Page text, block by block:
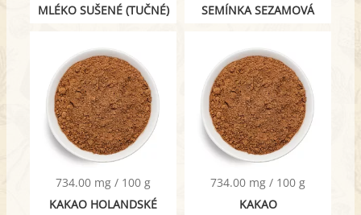
MLÉKO SUŠENÉ (TUČNÉ)
SEMÍNKA SEZAMOVÁ
734.00 mg / 100 g
KAKAO HOLANDSKÉ
734.00 mg / 100 g
KAKAO